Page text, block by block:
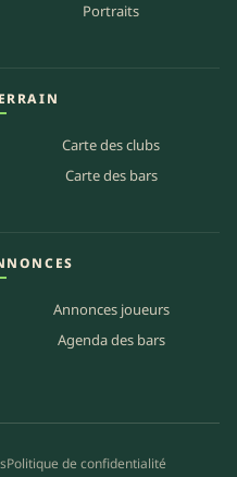
Portraits
Carte des clubs
Carte des bars
Annonces joueurs
Agenda des bars
Politique de confidentialité